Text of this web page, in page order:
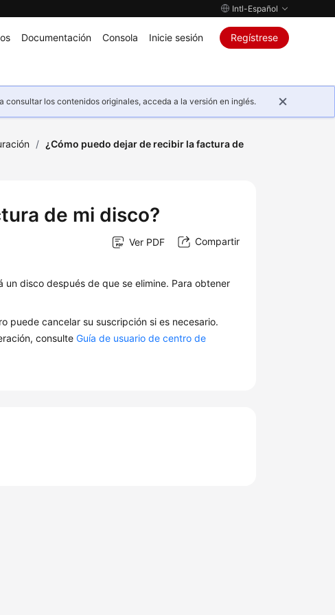
Intl-Español
Documentación Consola Inicie sesión Regístrese
los contenidos originales, acceda a la versión en inglés.
/ ¿Cómo puedo dejar de recibir la factura de
de mi disco?
Ver PDF Compartir
disco después de que se elimine. Para obtener
puede cancelar su suscripción si es necesario.
consulteGuía de usuario de centro de